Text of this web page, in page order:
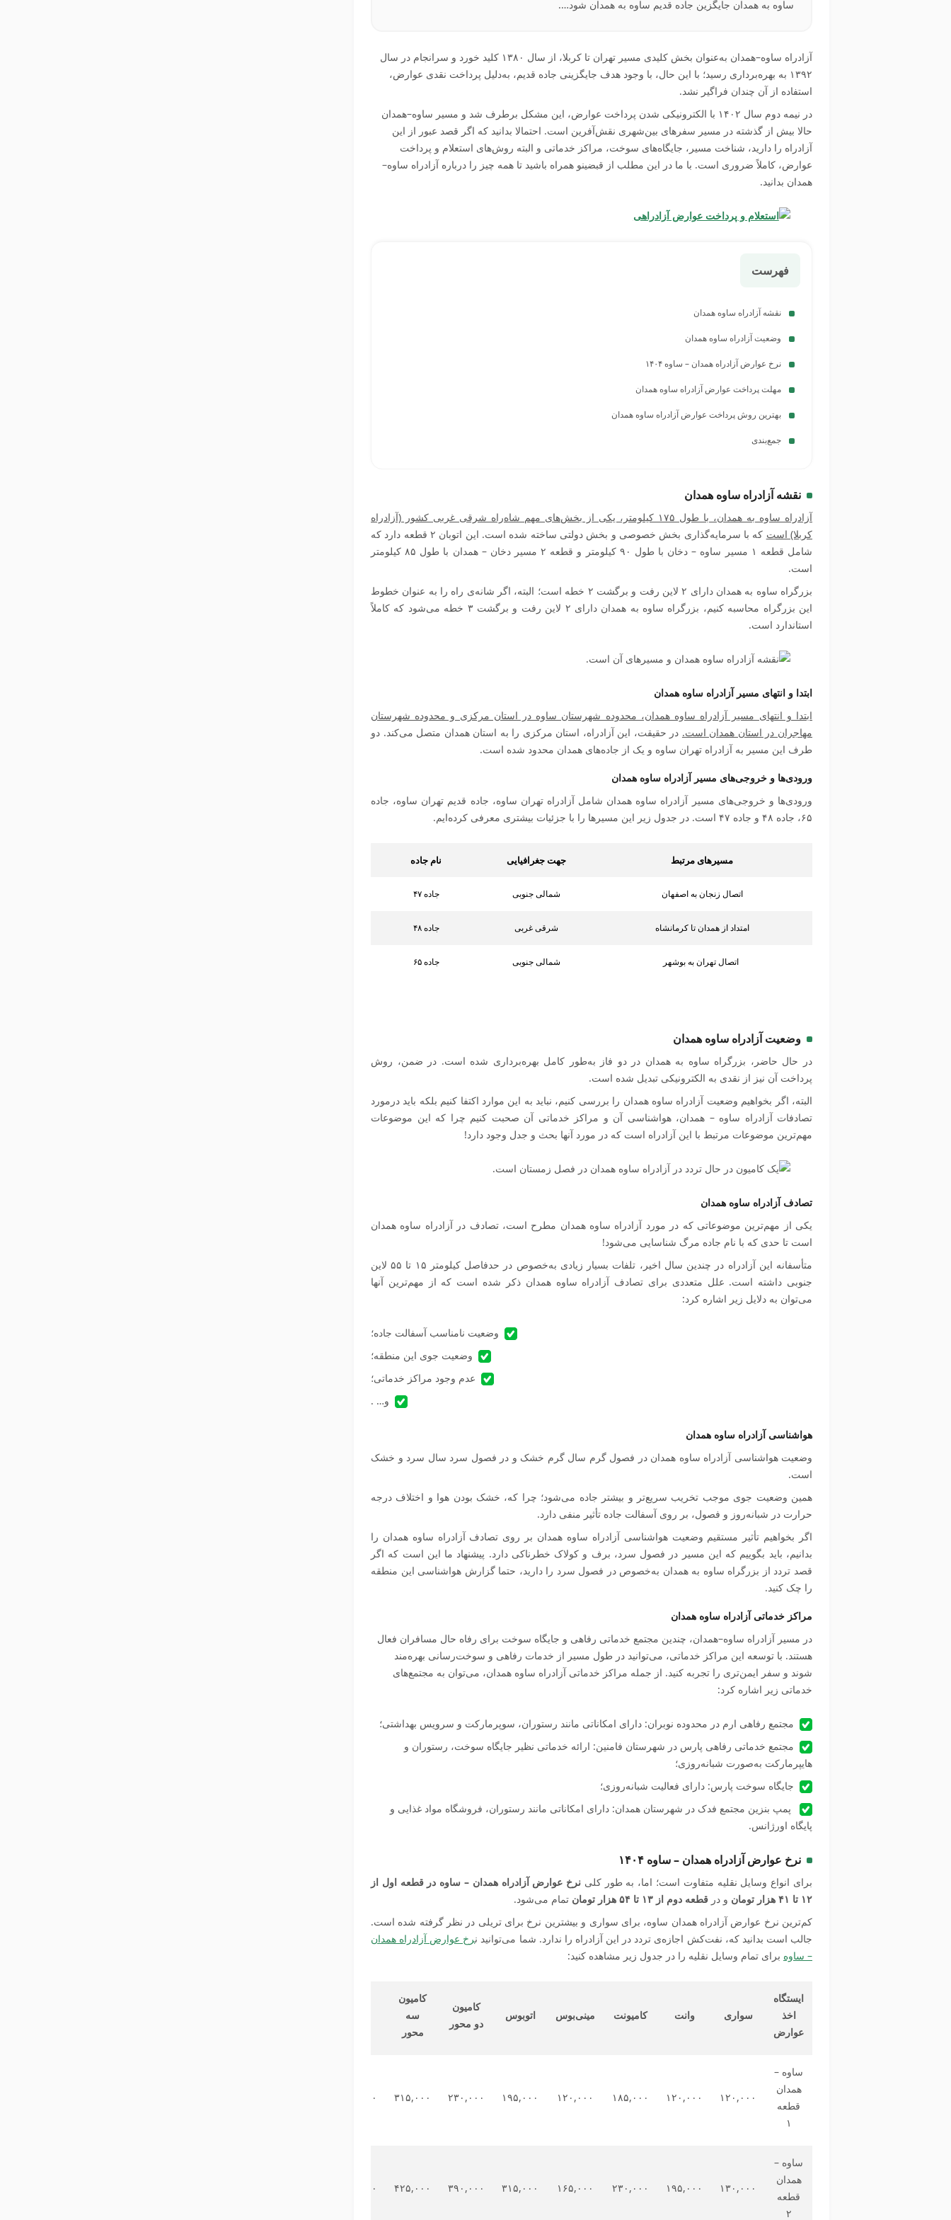
ساوه به همدان جایگزین جاده قدیم ساوه به همدان شود….
آزادراه ساوه–همدان به‌عنوان بخش کلیدی مسیر تهران تا کربلا، از سال ۱۳۸۰ کلید خورد و سرانجام در سال
۱۳۹۲ به بهره‌برداری رسید؛ با این حال، با وجود هدف جایگزینی جاده قدیم، به‌دلیل پرداخت نقدی عوارض،
استفاده از آن چندان فراگیر نشد.
در نیمه دوم سال ۱۴۰۲ با الکترونیکی شدن پرداخت عوارض، این مشکل برطرف شد و مسیر ساوه–همدان
حالا بیش از گذشته در مسیر سفرهای بین‌شهری نقش‌آفرین است. احتمالا بدانید که اگر قصد عبور از این
آزادراه را دارید، شناخت مسیر، جایگاه‌های سوخت، مراکز خدماتی و البته روش‌های استعلام و پرداخت
عوارض، کاملاً ضروری است. با ما در این مطلب از قبضینو همراه باشید تا همه چیز را درباره آزادراه ساوه–
همدان بدانید.
فهرست
نقشه آزادراه ساوه همدان
وضعیت آزادراه ساوه همدان
نرخ عوارض آزادراه همدان – ساوه ۱۴۰۴
مهلت پرداخت عوارض آزادراه ساوه همدان
بهترین روش پرداخت عوارض آزادراه ساوه همدان
جمع‌بندی
نقشه آزادراه ساوه همدان
آزادراه ساوه به همدان، با طول ۱۷۵ کیلومتر، یکی از بخش‌های مهم شاه‌راه شرقی غربی کشور (آزادراه
کربلا) است
که با سرمایه‌گذاری بخش خصوصی و بخش دولتی ساخته شده است. این اتوبان ۲ قطعه دارد که
شامل قطعه ۱ مسیر ساوه – دخان با طول ۹۰ کیلومتر و قطعه ۲ مسیر دخان – همدان با طول ۸۵ کیلومتر
است.
بزرگراه ساوه به همدان دارای ۲ لاین رفت و برگشت ۲ خطه است؛ البته، اگر شانه‌ی راه را به عنوان خطوط
این بزرگراه محاسبه کنیم، بزرگراه ساوه به همدان دارای ۲ لاین رفت و برگشت ۳ خطه می‌شود که کاملاً
استاندارد است.
ابتدا و انتهای مسیر آزادراه ساوه همدان
ابتدا و انتهای مسیر آزادراه ساوه همدان، محدوده شهرستان ساوه در استان مرکزی و محدوده شهرستان
مهاجران در استان همدان است. در حقیقت، این آزادراه، استان مرکزی را به استان همدان متصل می‌کند. دو
طرف این مسیر به آزادراه تهران ساوه و یک از جاده‌های همدان محدود شده است.
ورودی‌ها و خروجی‌های مسیر آزادراه ساوه همدان
ورودی‌ها و خروجی‌های مسیر آزادراه ساوه همدان شامل آزادراه تهران ساوه، جاده قدیم تهران ساوه، جاده
۶۵، جاده ۴۸ و جاده ۴۷ است. در جدول زیر این مسیرها را با جزئیات بیشتری معرفی کرده‌ایم.
مسیرهای مرتبط جهت جغرافیایی نام جاده
اتصال زنجان به اصفهان شمالی جنوبی جاده ۴۷
امتداد از همدان تا کرمانشاه شرقی غربی جاده ۴۸
اتصال تهران به بوشهر شمالی جنوبی جاده ۶۵
وضعیت آزادراه ساوه همدان
در حال حاضر، بزرگراه ساوه به همدان در دو فاز به‌طور کامل بهره‌برداری شده است. در ضمن، روش
پرداخت آن نیز از نقدی به الکترونیکی تبدیل شده است.
البته، اگر بخواهیم وضعیت آزادراه ساوه همدان را بررسی کنیم، نباید به این موارد اکتفا کنیم بلکه باید درمورد
تصادفات آزادراه ساوه – همدان، هواشناسی آن و مراکز خدماتی آن صحبت کنیم چرا که این موضوعات
مهم‌ترین موضوعات مرتبط با این آزادراه است که در مورد آنها بحث و جدل وجود دارد!
تصادف آزادراه ساوه همدان
یکی از مهم‌ترین موضوعاتی که در مورد آزادراه ساوه همدان مطرح است، تصادف در آزادراه ساوه همدان
است تا حدی که با نام جاده مرگ شناسایی می‌شود!
متأسفانه این آزادراه در چندین سال اخیر، تلفات بسیار زیادی به‌خصوص در حدفاصل کیلومتر ۱۵ تا ۵۵ لاین
جنوبی داشته است. علل متعددی برای تصادف آزادراه ساوه همدان ذکر شده است که از مهم‌ترین آنها
می‌توان به دلایل زیر اشاره کرد:
وضعیت نامناسب آسفالت جاده؛
وضعیت جوی این منطقه؛
عدم وجود مراکز خدماتی؛
و… .
هواشناسی آزادراه ساوه همدان
وضعیت هواشناسی آزادراه ساوه همدان در فصول گرم سال گرم خشک و در فصول سرد سال سرد و خشک
است.
همین وضعیت جوی موجب تخریب سریع‌تر و بیشتر جاده می‌شود؛ چرا که، خشک بودن هوا و اختلاف درجه
حرارت در شبانه‌روز و فصول، بر روی آسفالت جاده تأثیر منفی دارد.
اگر بخواهیم تأثیر مستقیم وضعیت هواشناسی آزادراه ساوه همدان بر روی تصادف آزادراه ساوه همدان را
بدانیم، باید بگوییم که این مسیر در فصول سرد، برف و کولاک خطرناکی دارد. پیشنهاد ما این است که اگر
قصد تردد از بزرگراه ساوه به همدان به‌خصوص در فصول سرد را دارید، حتما گزارش هواشناسی این منطقه
را چک کنید.
مراکز خدماتی آزادراه ساوه همدان
در مسیر آزادراه ساوه–همدان، چندین مجتمع خدماتی رفاهی و جایگاه سوخت برای رفاه حال مسافران فعال
هستند. با توسعه این مراکز خدماتی، می‌توانید در طول مسیر از خدمات رفاهی و سوخت‌رسانی بهره‌مند
شوند و سفر ایمن‌تری را تجربه کنید. از جمله مراکز خدماتی آزادراه ساوه همدان، می‌توان به مجتمع‌های
خدماتی زیر اشاره کرد:
مجتمع رفاهی ارم در محدوده نوبران: دارای امکاناتی مانند رستوران، سوپرمارکت و سرویس بهداشتی؛
مجتمع خدماتی رفاهی پارس در شهرستان فامنین: ارائه خدماتی نظیر جایگاه سوخت، رستوران و
هایپرمارکت به‌صورت شبانه‌روزی؛
جایگاه سوخت پارس: دارای فعالیت شبانه‌روزی؛
پمپ بنزین مجتمع فدک در شهرستان همدان: دارای امکاناتی مانند رستوران، فروشگاه مواد غذایی و
پایگاه اورژانس.
نرخ عوارض آزادراه همدان – ساوه ۱۴۰۴
برای انواع وسایل نقلیه متفاوت است؛ اما، به طور کلی نرخ عوارض آزادراه همدان – ساوه در قطعه اول از
۱۲ تا ۴۱ هزار تومان
و در قطعه دوم از ۱۳ تا ۵۴ هزار تومان تمام می‌شود.
کم‌ترین نرخ عوارض آزادراه همدان ساوه، برای سواری و بیشترین نرخ برای تریلی در نظر گرفته شده است.
جالب است بدانید که، نفت‌کش اجازه‌ی تردد در این آزادراه را ندارد. شما می‌توانید نرخ عوارض آزادراه همدان
– ساوه برای تمام وسایل نقلیه را در جدول زیر مشاهده کنید:
ایستگاه
اخذ
عوارض
سواری وانت کامیونت مینی‌بوس اتوبوس
کامیون
دو محور
کامیون
سه
محور
ساوه –
همدان
قطعه
۱
۱۲۰,۰۰۰ ۱۲۰,۰۰۰ ۱۸۵,۰۰۰ ۱۲۰,۰۰۰ ۱۹۵,۰۰۰ ۲۳۰,۰۰۰ ۳۱۵,۰۰۰ ۴۱۰,۰۰۰
ساوه –
همدان
قطعه
۲
۱۳۰,۰۰۰ ۱۹۵,۰۰۰ ۲۳۰,۰۰۰ ۱۶۵,۰۰۰ ۳۱۵,۰۰۰ ۳۹۰,۰۰۰ ۴۲۵,۰۰۰ ۵۴۰,۰۰۰